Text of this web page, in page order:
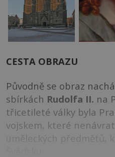
CESTA OBRAZU
Původně se obraz
sbírkách Rudolfa II. na
třicetileté války byla
vojskem, které
uměleckých předmětů,